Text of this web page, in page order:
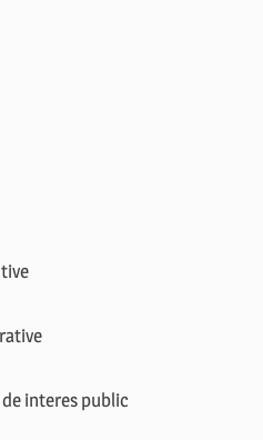
interes public